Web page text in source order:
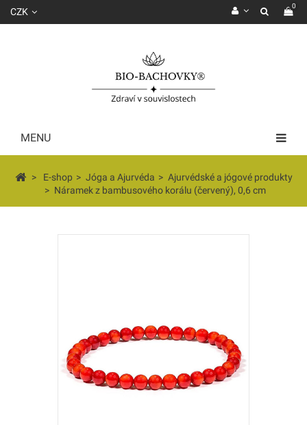
0
CZK
MENU
> E-shop > Jóga a Ajurvéda > Ajurvédské a jógové produkty
> Náramek z bambusového korálu (červený), 0,6 cm